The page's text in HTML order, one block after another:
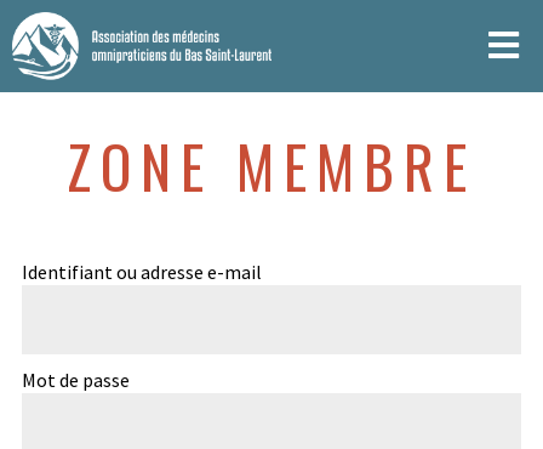
ZONE MEMBRE
Identifiant ou adresse e-mail
Mot de passe